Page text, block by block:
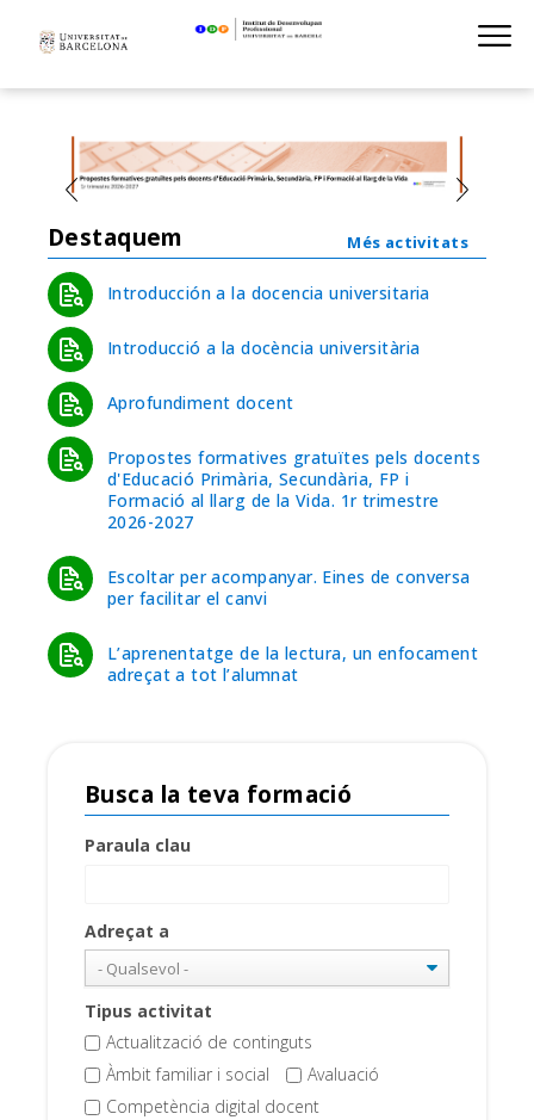
navigation
Institut de
Destaquem
Introducción a la docencia universitaria
Introducció a la docència universitària
Aprofundiment docent
Propostes formatives gratuïtes pels docents
d'Educació Primària, Secundària, FP i
Formació al llarg de la Vida. 1r trimestre
2026-2027
Escoltar per acompanyar. Eines de conversa
per facilitar el canvi
L’aprenentatge de la lectura, un enfocament
adreçat a tot l’alumnat
Més activitats
Busca la teva formació
Paraula clau
Adreçat a
Tipus activitat
Actualització de continguts
Àmbit familiar i social
Avaluació
Competència digital docent